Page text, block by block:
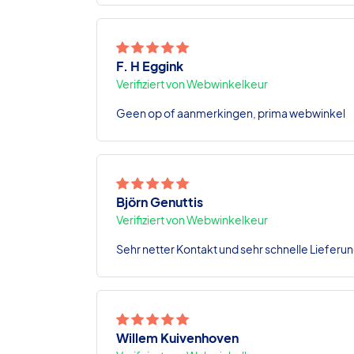
F. H Eggink
Verifiziert von Webwinkelkeur
Geen op of aanmerkingen, prima webwinkel
Björn Genuttis
Verifiziert von Webwinkelkeur
Sehr netter Kontakt und sehr schnelle
Willem Kuivenhoven